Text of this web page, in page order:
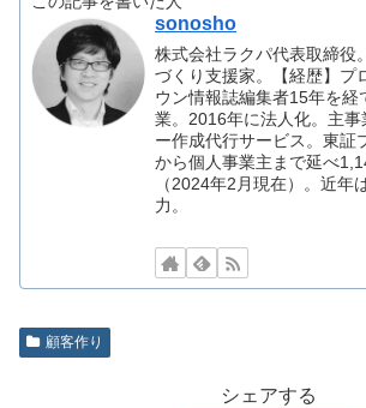
sonosho
株式会社ラクパ代表取締役
づくり支援家。【経歴】プ
ウン情報誌編集者15年を経
業。2016年に法人化。主事
ー作成代行サービス。東証
から個人事業主まで延べ
（2024年2月現在）。近年
力。
顧客作り
シェアする